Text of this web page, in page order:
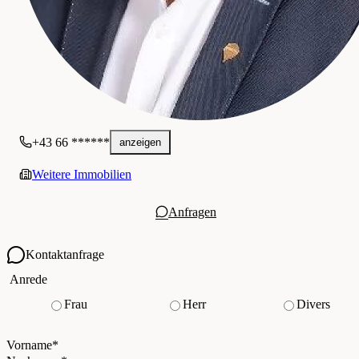
+43 66 ****** anzeigen
Weitere Immobilien
Anfragen
Kontaktanfrage
Ihre Kontaktdaten
Anrede
Frau
Herr
Divers
Vorname*
Nachname